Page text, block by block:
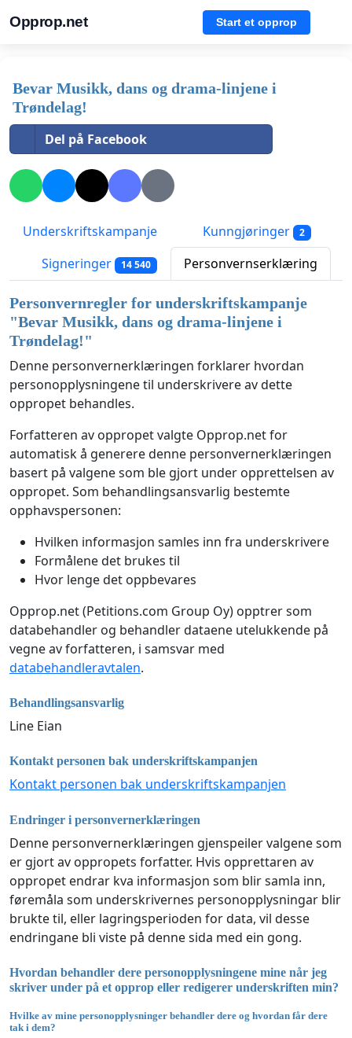
Opprop.net Start et opprop
Bevar Musikk, dans og drama-linjene i
Trøndelag!
Del på Facebook
Underskriftskampanje Kunngjøringer 2
Signeringer 14 540 Personvernserklæring
Personvernregler for underskriftskampanje
"Bevar Musikk, dans og drama-linjene i
Trøndelag!"
Denne personvernerklæringen forklarer hvordan
personopplysningene til underskrivere av dette
oppropet behandles.
Forfatteren av oppropet valgte Opprop.net for
automatisk å generere denne personvernerklæringen
basert på valgene som ble gjort under opprettelsen av
oppropet. Som behandlingsansvarlig bestemte
opphavspersonen:
Hvilken informasjon samles inn fra underskrivere
Formålene det brukes til
Hvor lenge det oppbevares
Opprop.net (Petitions.com Group Oy) opptrer som
databehandler og behandler dataene utelukkende på
vegne av forfatteren, i samsvar med
databehandleravtalen.
Behandlingsansvarlig
Line Eian
Kontakt personen bak underskriftskampanjen
Kontakt personen bak underskriftskampanjen
Endringer i personvernerklæringen
Denne personvernerklæringen gjenspeiler valgene som
er gjort av oppropets forfatter. Hvis opprettaren av
oppropet endrar kva informasjon som blir samla inn,
føremåla som underskrivernes personopplysningar blir
brukte til, eller lagringsperioden for data, vil desse
endringane bli viste på denne sida med ein gong.
Hvordan behandler dere personopplysningene mine når jeg
skriver under på et opprop eller redigerer underskriften min?
Hvilke av mine personopplysninger behandler dere og hvordan får dere
tak i dem?